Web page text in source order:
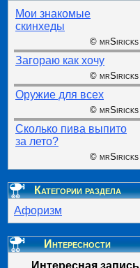
Мои знакомые
скинхеды
© mrSiricks
Загораю как хочу
© mrSiricks
Оружие для всех
© mrSiricks
Сколько пива выпито
за лето?
© mrSiricks
Категории раздела
Афоризм
Интересности
Интересная запись